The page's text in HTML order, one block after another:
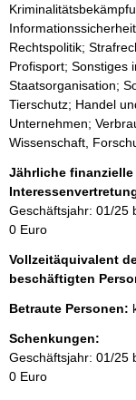
Rechtspolitik;
Profisport; Sonstiges
Staatsorganisation;
Tierschutz; Handel
Unternehmen;
Wissenschaft,
Jährliche
Geschäftsjahr: 01/25
0 Euro
Vollzeitäquivalent
beschäftigten
Betraute Personen:
Schenkungen:
Geschäftsjahr: 01/25
0 Euro